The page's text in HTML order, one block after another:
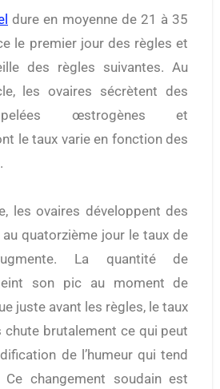
dure en moyenne de 21 à 35
le premier jour des règles et
des règles suivantes. Au
les ovaires sécrètent des
œstrogènes et
le taux varie en fonction des
les ovaires développent des
quatorzième jour le taux de
La quantité de
son pic au moment de
juste avant les règles, le taux
brutalement ce qui peut
de l’humeur qui tend
changement soudain est